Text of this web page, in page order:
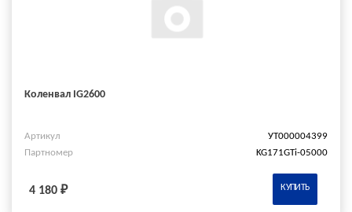
Коленвал IG2600
Артикул
УТ000004399
Партномер
KG171GTi-05000
4 180 ₽ КУПИТЬ